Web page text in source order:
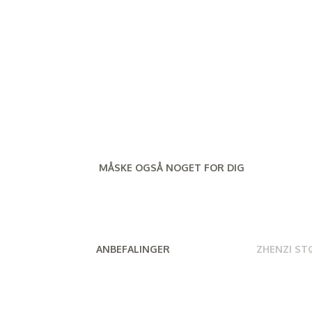
MÅSKE OGSÅ NOGET FOR DIG
ANBEFALINGER ZHENZI